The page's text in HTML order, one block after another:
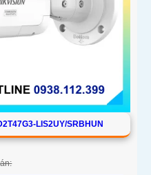
LIS2UY/SRBHUN